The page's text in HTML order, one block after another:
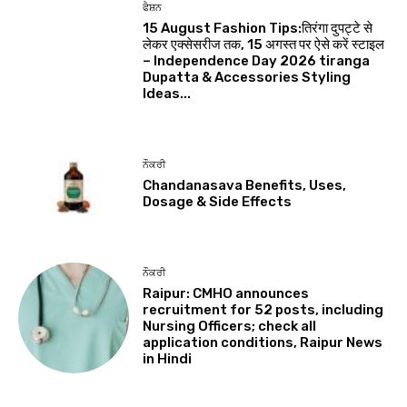
ਫੈਸ਼ਨ
15 August Fashion Tips:तिरंगा दुपट्टे से
लेकर एक्सेसरीज तक, 15 अगस्त पर ऐसे करें स्टाइल
– Independence Day 2026 tiranga
Dupatta & Accessories Styling
Ideas...
ਨੌਕਰੀ
Chandanasava Benefits, Uses,
Dosage & Side Effects
ਨੌਕਰੀ
Raipur: CMHO announces
recruitment for 52 posts, including
Nursing Officers; check all
application conditions, Raipur News
in Hindi